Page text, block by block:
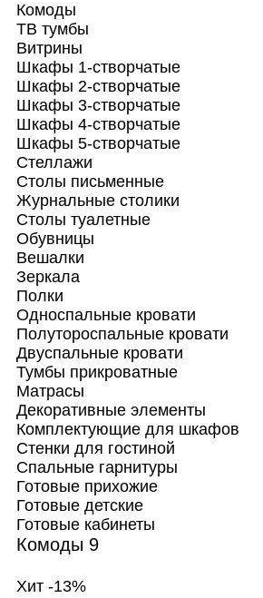
Комоды
ТВ тумбы
Витрины
Шкафы 1-створчатые
Шкафы 2-створчатые
Шкафы 3-створчатые
Шкафы 4-створчатые
Шкафы 5-створчатые
Стеллажи
Столы письменные
Журнальные столики
Столы туалетные
Обувницы
Вешалки
Зеркала
Полки
Односпальные кровати
Полутороспальные кровати
Двуспальные кровати
Тумбы прикроватные
Матрасы
Декоративные элементы
Комплектующие для шкафов
Стенки для гостиной
Спальные гарнитуры
Готовые прихожие
Готовые детские
Готовые кабинеты
Комоды 9
Хит -13%